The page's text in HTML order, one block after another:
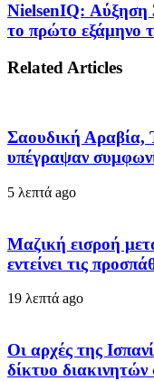
NielsenIQ: Αύξηση
το πρώτο εξάμηνο
Related Articles
Σαουδική Αραβία,
υπέγραψαν
5 λεπτά ago
Μαζική εισροή
εντείνει τις
19 λεπτά ago
Οι αρχές της
δίκτυο